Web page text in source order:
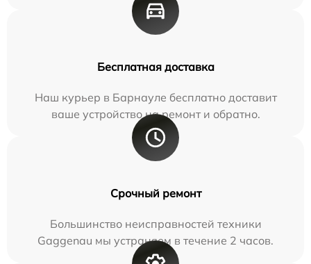
Бесплатная доставка
Наш курьер в Барнауле бесплатно доставит
ваше устройство на ремонт и обратно.
Срочный ремонт
Большинство неисправностей техники
Gaggenau мы устраняем в течение 2 часов.